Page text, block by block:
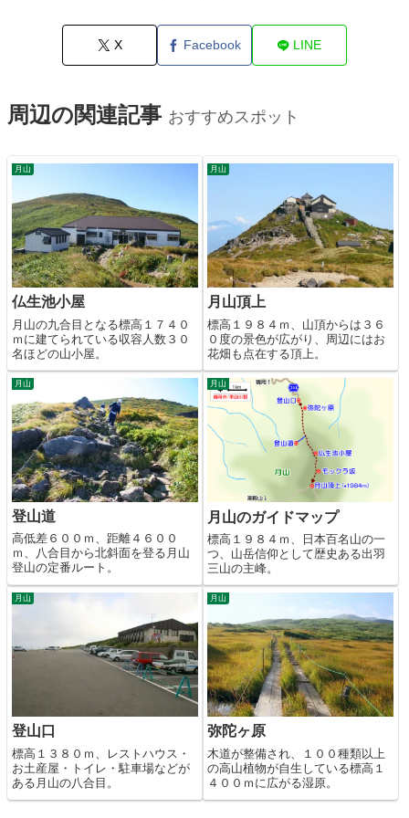
X Facebook LINE
周辺の関連記事 おすすめスポット
月山
仏生池小屋
月山の九合目となる標高１７４０
ｍに建てられている収容人数３０
名ほどの山小屋。
月山
月山頂上
標高１９８４ｍ、山頂からは３６
０度の景色が広がり、周辺にはお
花畑も点在する頂上。
月山
登山道
高低差６００ｍ、距離４６００
ｍ、八合目から北斜面を登る月山
登山の定番ルート。
月山
月山のガイドマップ
標高１９８４ｍ、日本百名山の一
つ、山岳信仰として歴史ある出羽
三山の主峰。
月山
登山口
標高１３８０ｍ、レストハウス・
お土産屋・トイレ・駐車場などが
ある月山の八合目。
月山
弥陀ヶ原
木道が整備され、１００種類以上
の高山植物が自生している標高１
４００ｍに広がる湿原。